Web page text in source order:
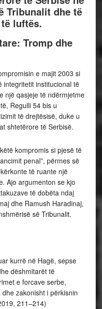
Tribunalit dhe të
luftës.
Tromp dhe
e majit 2003 si
integritetit institucional të
një qasjeje të ndërmjetme
Regulli 54 bis u
të drejtësisë, duke u
shtetërore të Serbisë.
kompromis si pjesë të
penal”, përmes së
të ruante një
Ajo argumenton se kjo
të dobëta ndaj
dhe Ramush Haradinaj,
së Tribunalit.
kurrë në Hagë, sepse
dëshmitarët të
e forcave serbe,
zakonisht i përkisnin
211–214)